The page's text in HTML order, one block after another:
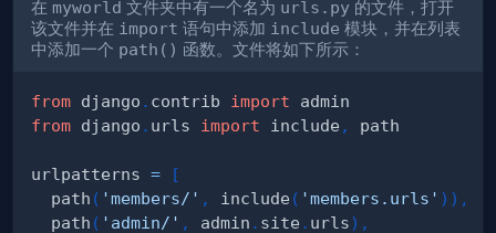
在 myworld 文件夹中有一个名为 urls.py 的文件，打开
该文件并在 import 语句中添加 include 模块，并在列表
中添加一个 path() 函数。文件将如下所示：
from django . contrib import
from django . urls import include ,
urlpatterns =
[
  path
( 'members/' , include ( 'members.urls' ) ) ,
  path
( 'admin/' , admin . site . urls) ,